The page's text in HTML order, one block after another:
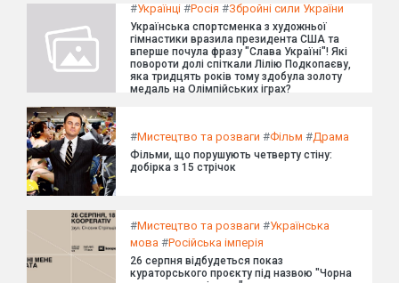
#Українці #Росія #Збройні сили України
Українська спортсменка з художньої
гімнастики вразила президента США та
вперше почула фразу "Слава Україні"! Які
повороти долі спіткали Лілію Подкопаєву,
яка тридцять років тому здобула золоту
медаль на Олімпійських іграх?
#Мистецтво та розваги #Фільм #Драма
Фільми, що порушують четверту стіну:
добірка з 15 стрічок
#Мистецтво та розваги #Українська
мова #Російська імперія
26 серпня відбудеться показ
кураторського проєкту під назвою "Чорна